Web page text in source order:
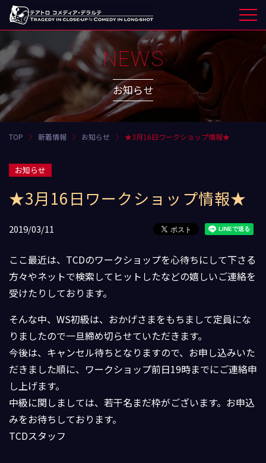
NEWS
お知らせ
TOP 新着情報 お知らせ ★3月16日ワークショップ情報★
お知らせ
★3月16日ワークショップ情報★
2019/03/11
ここ最近は、TCDのワークショップを心待ちにして下さる
方々やネットで検索してヒットしたなどの嬉しいご連絡を
受けたりしております。
そんな中、WS初級は、おかげさまをもちまして定員にな
りましたので一旦締め切らせていただきます。
今後は、キャンセル待ちとなりますので、お申し込みいた
だきました順に、ワークショップ前日19時までにご連絡申
し上げます。
中級に関しましては、若干名まだ枠がございます。お申込
みをお待ちしております。
TCDスタッフ